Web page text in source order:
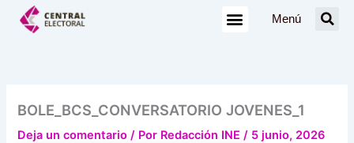
Menú
BOLE_BCS_CONVERSATORIO JOVENES_1
Deja un comentario / Por Redacción INE/ 5 junio, 2026